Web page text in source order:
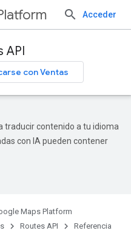
Acceder
API
con Ventas
traducir contenido a tu idioma
con IA pueden contener
Maps Platform
Routes API Referencia